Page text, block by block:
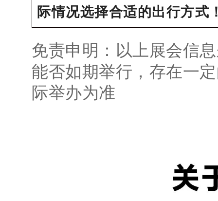
际情况选择合适的出行方式
免责申明：以上展会信
能否如期举行，存在一
际举办为准